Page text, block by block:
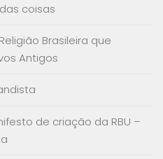
coisas
Brasileira que
Antigos
de criação da RBU –